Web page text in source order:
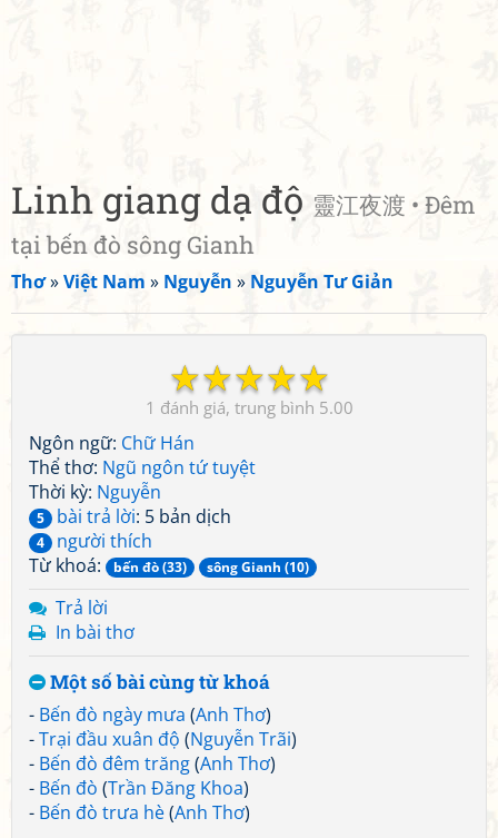
Linh giang dạ độ 靈江夜渡 • Đêm
tại bến đò sông Gianh
Thơ»Việt Nam » Nguyễn » Nguyễn Tư Giản
☆
☆
☆
☆
☆
1 5.00
Ngôn ngữ: Chữ Hán
Thể thơ: Ngũ ngôn tứ tuyệt
Thời kỳ: Nguyễn
5 bài trả lời: 5 bản dịch
4
người thích
Từ khoá:
bến đò (33) sông Gianh (10)
Trả lời
In bài thơ
Một số bài cùng từ khoá
- Bến đò ngày mưa (Anh Thơ)
-Trại đầu xuân độ (Nguyễn Trãi)
- Bến đò đêm trăng(Anh Thơ)
- Bến đò (Trần Đăng Khoa)
- Bến đò trưa hè(Anh Thơ)